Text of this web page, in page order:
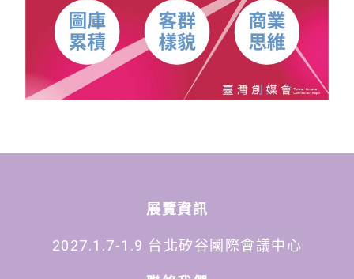
展覽資訊
2027.1.7-1.9 台北矽谷國際會議中心